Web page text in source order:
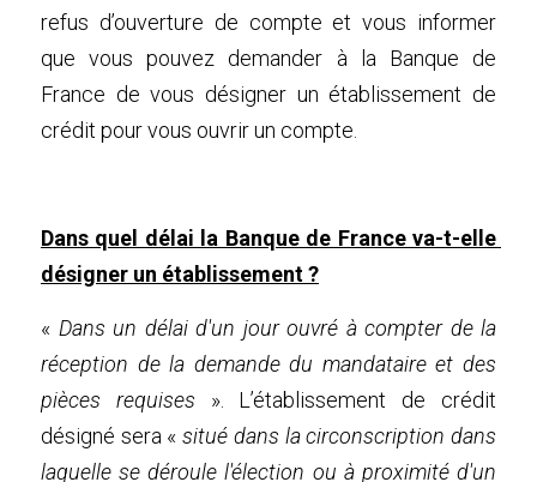
refus d’ouverture de compte et vous informer
que vous pouvez demander à la Banque de
France de vous désigner un établissement de
crédit pour vous ouvrir un compte.
Dans quel délai la Banque de France va-t-elle
désigner un établissement ?
« Dans un délai d'un jour ouvré à compter de la
réception de la demande du mandataire et des
pièces requises ». L’établissement de crédit
désigné sera « situé dans la circonscription dans
laquelle se déroule l'élection ou à proximité d'un